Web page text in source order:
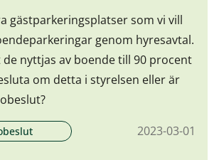
gästparkeringsplatser som vi vill
genom hyresavtal.
de nyttjas av boende till 90 procent
om detta i styrelsen eller är
2023-03-01